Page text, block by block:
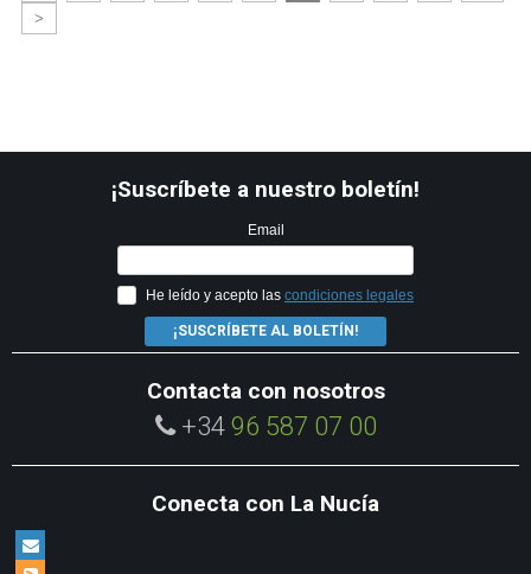
>
¡Suscríbete a nuestro boletín!
Email
He leído y acepto las condiciones legales
¡SUSCRÍBETE AL BOLETÍN!
Contacta con nosotros
+34 96 587 07 00
Conecta con La Nucía